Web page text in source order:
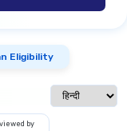
Eligibility
Select
by